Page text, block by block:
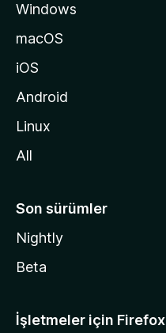
n
a
i
d
i
Windows
macOS
iOS
Android
Linux
All
Son sürümler
Nightly
Beta
İşletmeler için Firefox